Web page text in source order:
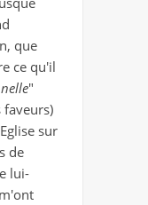
que
ce qu'il
"
sur
de
lui-